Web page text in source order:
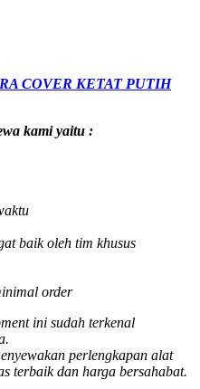
COVER KETAT PUTIH
kami yaitu :
baik oleh tim khusus
order
ini sudah terkenal
perlengkapan alat
terbaik dan harga bersahabat.